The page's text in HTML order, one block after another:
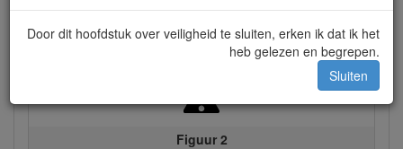
Door dit hoofdstuk over veiligheid te sluiten, erken ik dat ik het
heb gelezen en begrepen.
Sluiten
waarschuwingspictogram (Figuur2), dat wijst op een gevaar
dat ernstig letsel of de dood kan veroorzaken indien u nalaat
de voorgeschreven maatregelen te treffen.
Figuur 2